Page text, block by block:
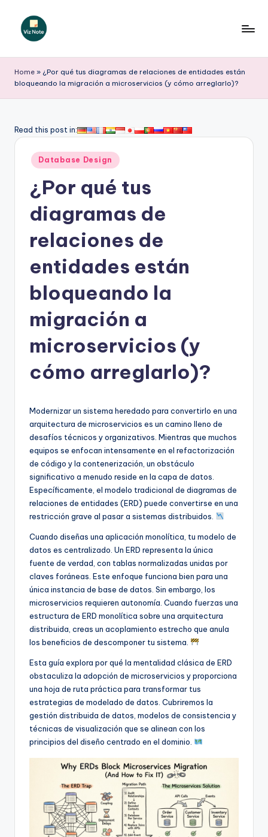
Saltar
iz
N
t
&
S
w
d
Home » ¿Por qué tus diagramas de relaciones de entidades están
bloqueando la migración a microservicios (y cómo arreglarlo)?
Read this post in:
Publicado
en
Database Design
¿Por qué tus
diagramas de
relaciones de
entidades están
bloqueando la
migración a
microservicios (y
cómo arreglarlo)?
Modernizar un sistema heredado para convertirlo en una
arquitectura de microservicios es un camino lleno de
desafíos técnicos y organizativos. Mientras que muchos
equipos se enfocan intensamente en el refactorización
de código y la contenerización, un obstáculo
significativo a menudo reside en la capa de datos.
Específicamente, el modelo tradicional de diagramas de
relaciones de entidades (ERD) puede convertirse en una
restricción grave al pasar a sistemas distribuidos.
Cuando diseñas una aplicación monolítica, tu modelo de
datos es centralizado. Un ERD representa la única
fuente de verdad, con tablas normalizadas unidas por
claves foráneas. Este enfoque funciona bien para una
única instancia de base de datos. Sin embargo, los
microservicios requieren autonomía. Cuando fuerzas una
estructura de ERD monolítica sobre una arquitectura
distribuida, creas un acoplamiento estrecho que anula
los beneficios de descomponer tu sistema.
Esta guía explora por qué la mentalidad clásica de ERD
obstaculiza la adopción de microservicios y proporciona
una hoja de ruta práctica para transformar tus
estrategias de modelado de datos. Cubriremos la
gestión distribuida de datos, modelos de consistencia y
técnicas de visualización que se alinean con los
principios del diseño centrado en el dominio.